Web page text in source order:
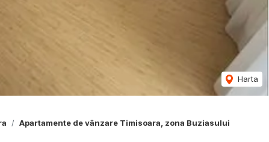
Harta
Apartamente de vânzare Timisoara, zona Buziasului